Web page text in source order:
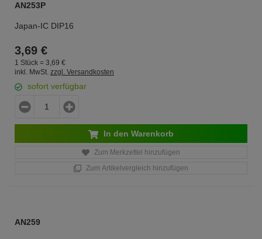
AN253P
Japan-IC DIP16
3,69 €
1 Stück = 3, 69 €
inkl. MwSt. zzgl. Versandkosten
sofort verfügbar
In den Warenkorb
Zum Merkzettel hinzufügen
Zum Artikelvergleich hinzufügen
AN259